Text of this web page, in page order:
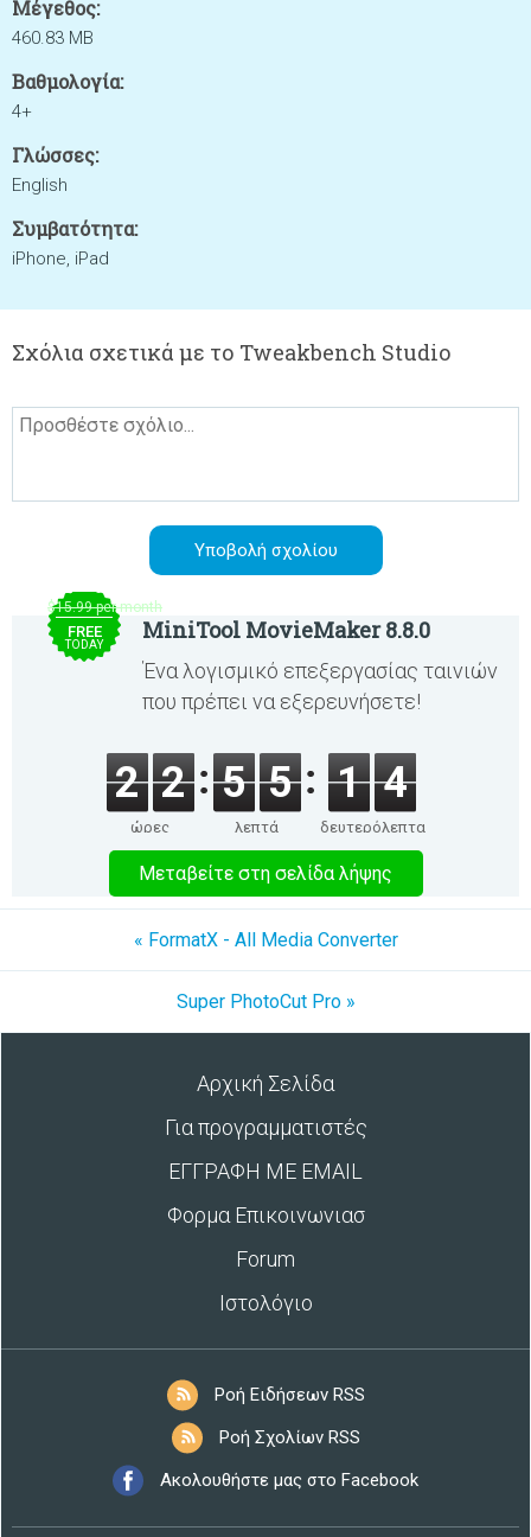
Μέγεθος:
460.83 MB
Βαθμολογία:
4+
Γλώσσες:
English
Συμβατότητα:
iPhone, iPad
Σχόλια σχετικά με το Tweakbench Studio
$15.99 per month
FREE
TODAY
MiniTool MovieMaker 8.8.0
Ένα λογισμικό επεξεργασίας ταινιών
που πρέπει να εξερευνήσετε!
2 2
ώρες
5 5
λεπτά
1 4
δευτερόλεπτα
Μεταβείτε στη σελίδα λήψης
« FormatX - All Media Converter
Super PhotoCut Pro »
Αρχική Σελίδα
Για προγραμματιστές
ΕΓΓΡΑΦΗ ΜΕ EMAIL
Φορμα Επικοινωνιασ
Forum
Ιστολόγιο
Ροή Ειδήσεων RSS
Ροή Σχολίων RSS
Ακολουθήστε μας στο Facebook